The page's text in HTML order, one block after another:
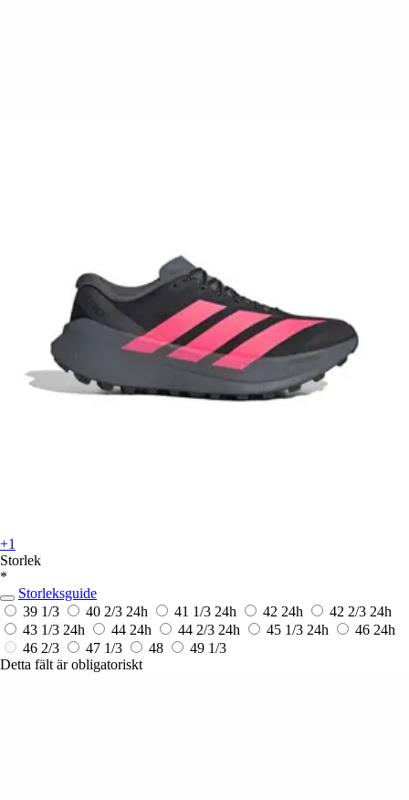
+1
Storlek
*
Storleksguide
39 1/3
40 2/3 24h 41 1/3 24h 42 24h 42 2/3 24h
43 1/3 24h 44 24h 44 2/3 24h 45 1/3 24h 46 24h
46 2/3
47 1/3 48
49 1/3
Detta fält är obligatoriskt